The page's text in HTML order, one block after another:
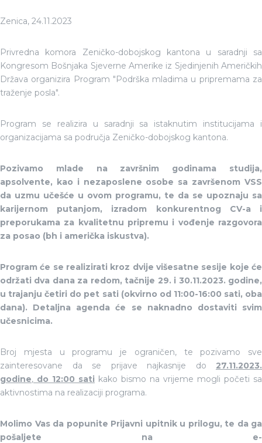
Zenica, 24.11.2023
Privredna komora Zeničko-dobojskog kantona u saradnji sa
Kongresom Bošnjaka Sjeverne Amerike iz Sjedinjenih Američkih
Država organizira Program "Podrška mladima u pripremama za
traženje posla".
Program se realizira u saradnji sa istaknutim institucijama i
organizacijama sa područja Zeničko-dobojskog kantona.
Pozivamo mlade na završnim godinama studija,
apsolvente, kao i nezaposlene osobe sa završenom VSS
da uzmu učešće u ovom programu, te da se upoznaju sa
karijernom putanjom, izradom konkurentnog CV-a i
preporukama za kvalitetnu pripremu i vođenje razgovora
za posao (bh i američka iskustva).
Program će se realizirati kroz dvije višesatne sesije koje će
održati dva dana za redom, tačnije 29. i 30.11.2023. godine,
u trajanju četiri do pet sati (okvirno od 11:00-16:00 sati, oba
dana). Detaljna agenda će se naknadno dostaviti svim
učesnicima.
Broj mjesta u programu je ograničen, te pozivamo sve
zainteresovane da se prijave najkasnije do 27.11.2023.
godine, do 12:00 sati kako bismo na vrijeme mogli početi sa
aktivnostima na realizaciji programa.
Molimo Vas da popunite Prijavni upitnik u prilogu, te da ga
pošaljete na e-